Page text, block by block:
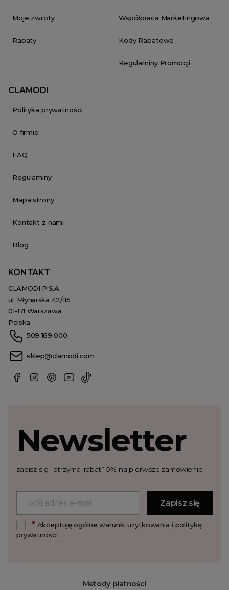
Moje zwroty
Rabaty
Współpraca Marketingowa
Kody Rabatowe
Regulaminy Promocji
CLAMODI
Polityka prywatności
O firmie
FAQ
Regulaminy
Mapa strony
Kontakt z nami
Blog
KONTAKT
CLAMODI P.S.A.
ul. Młynarska 42/115
01-171 Warszawa
Polska
509 169 000
sklep@clamodi.com
Metody płatności
Newsletter
zapisz się i otrzymaj rabat 10% na pierwsze zamówienie
*Akceptuję ogólne warunki użytkowania i politykę
prywatności